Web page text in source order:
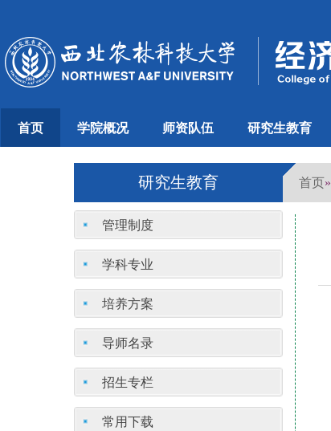
首页 学院概况 师资队伍 研究生教育
研究生教育 首页»
管理制度
学科专业
培养方案
导师名录
招生专栏
常用下载